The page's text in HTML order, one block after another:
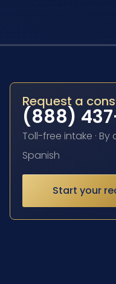
Request a
(888)
Toll-free intake ·
Spanish
Start your